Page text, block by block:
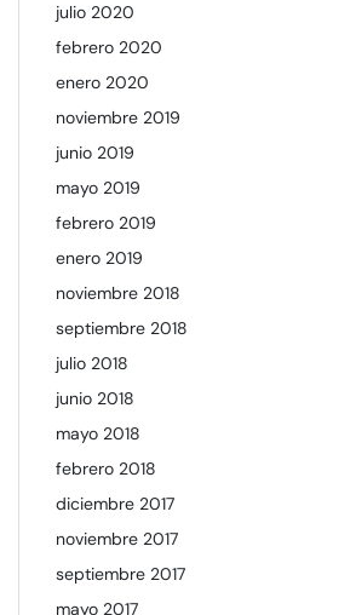
julio 2020
febrero 2020
enero 2020
noviembre 2019
junio 2019
mayo 2019
febrero 2019
enero 2019
noviembre 2018
septiembre 2018
julio 2018
junio 2018
mayo 2018
febrero 2018
diciembre 2017
noviembre 2017
septiembre 2017
mayo 2017